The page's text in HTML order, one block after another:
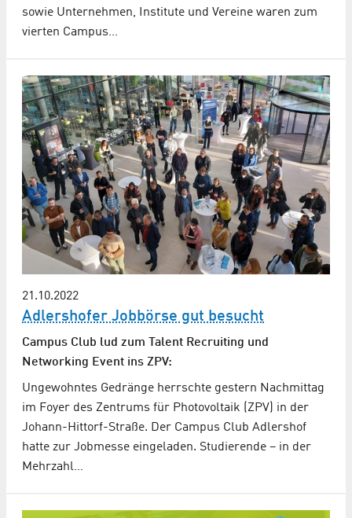
sowie Unternehmen, Institute und Vereine waren zum
vierten Campus…
21.10.2022
Adlershofer Jobbörse gut besucht
Campus Club lud zum Talent Recruiting und
Networking Event ins ZPV:
Ungewohntes Gedränge herrschte gestern Nachmittag
im Foyer des Zentrums für Photovoltaik (ZPV) in der
Johann-Hittorf-Straße. Der Campus Club Adlershof
hatte zur Jobmesse eingeladen. Studierende – in der
Mehrzahl…